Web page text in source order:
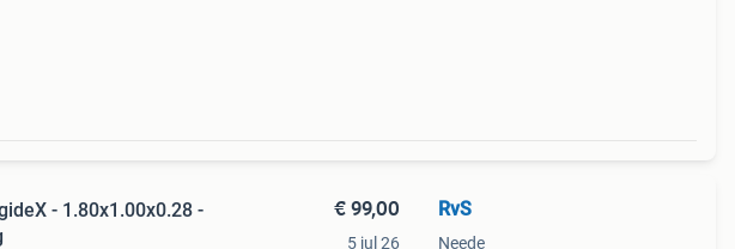
- 1.80x1.00x0.28 -
€ 99,00
5 jul 26
RvS
Neede